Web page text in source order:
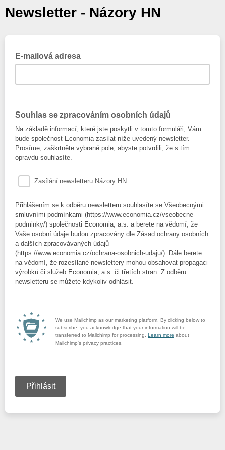
Newsletter - Názory HN
E-mailová adresa
Souhlas se zpracováním osobních údajů
Na základě informací, které jste poskytli v tomto formuláři, Vám
bude společnost Economia zasílat níže uvedený newsletter.
Prosíme, zaškrtněte vybrané pole, abyste potvrdili, že s tím
opravdu souhlasíte.
Zasílání newsletteru Názory HN
Přihlášením se k odběru newsletteru souhlasíte se Všeobecnými
smluvními podmínkami (https://www.economia.cz/vseobecne-
podminky/) společnosti Economia, a.s. a berete na vědomí, že
Vaše osobní údaje budou zpracovány dle Zásad ochrany osobních
a dalších zpracovávaných údajů
(https://www.economia.cz/ochrana-osobnich-udaju/). Dále berete
na vědomí, že rozesílané newslettery mohou obsahovat propagaci
výrobků či služeb Economia, a.s. či třetích stran. Z odběru
newsletteru se můžete kdykoliv odhlásit.
We use Mailchimp as our marketing platform. By clicking below to
subscribe, you acknowledge that your information will be
transferred to Mailchimp for processing. Learn more about
Mailchimp's privacy practices.